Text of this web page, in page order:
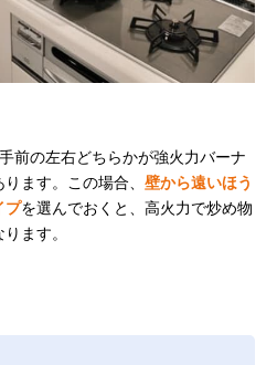
前の左右どちらかが強火力バーナ
ます。この場合、 壁から遠いほう
プを選んでおくと、高火力で炒め物
ます。